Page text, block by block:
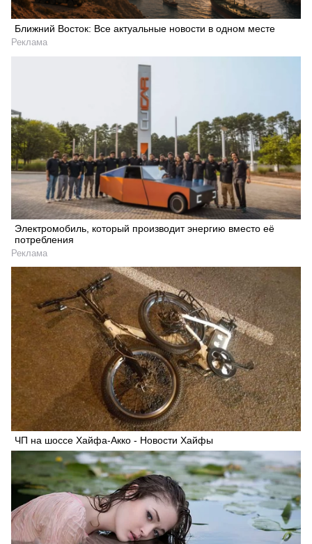
Ближний Восток: Все актуальные новости в одном месте
Реклама
Электромобиль, который производит энергию вместо её
потребления
Реклама
ЧП на шоссе Хайфа-Акко - Новости Хайфы